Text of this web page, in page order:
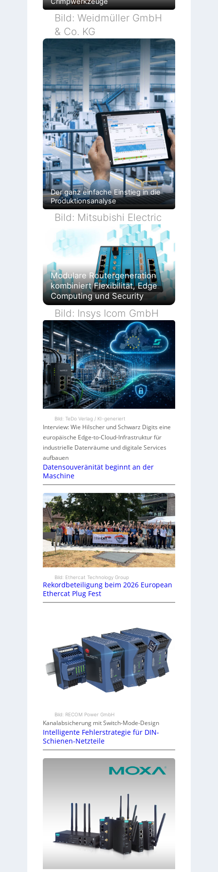
Bild: Weidmüller GmbH
& Co. KG
Der ganz einfache Einstieg in die
Produktionsanalyse
Bild: Mitsubishi Electric
Modulare Routergeneration
kombiniert Flexibilität, Edge
Computing und Security
Bild: Insys Icom GmbH
Bild: TeDo Verlag / KI-generiert
Interview: Wie Hilscher und Schwarz Digits eine
europäische Edge-to-Cloud-Infrastruktur für
industrielle Datenräume und digitale Services
aufbauen
Datensouveränität beginnt an der
Maschine
Bild: Ethercat Technology Group
Rekordbeteiligung beim 2026 European
Ethercat Plug Fest
Bild: RECOM Power GmbH
Kanalabsicherung mit Switch-Mode-Design
Intelligente Fehlerstrategie für DIN-
Schienen-Netzteile